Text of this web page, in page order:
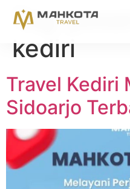
Tag:
kediri
Travel Kediri
Sidoarjo